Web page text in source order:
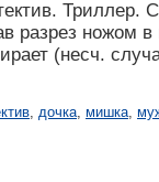
Триллер.
разрез
(несч.
, дочка, мишка,